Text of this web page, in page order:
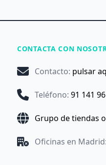
CONTACTA CON
Contacto: pulsar
Teléfono: 91 141
Grupo de tiendas
Oficinas en